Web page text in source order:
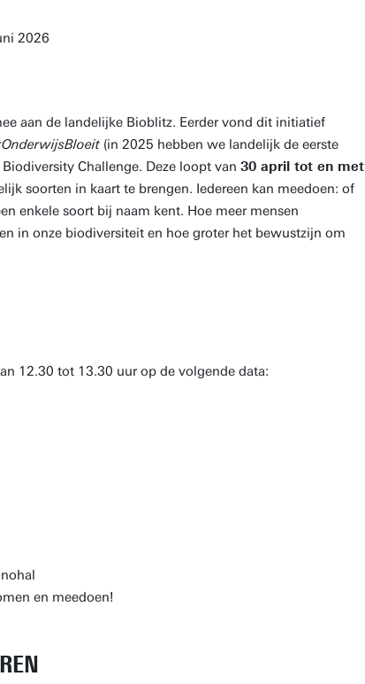
2026
aan de landelijke Bioblitz. Eerder vond dit initiatief
(in 2025 hebben we landelijk de eerste
Challenge. Deze loopt van 30 april tot en met
soorten in kaart te brengen. Iedereen kan meedoen: of
enkele soort bij naam kent. Hoe meer mensen
in onze biodiversiteit en hoe groter het bewustzijn om
12.30 tot 13.30 uur op de volgende data:
en meedoen!